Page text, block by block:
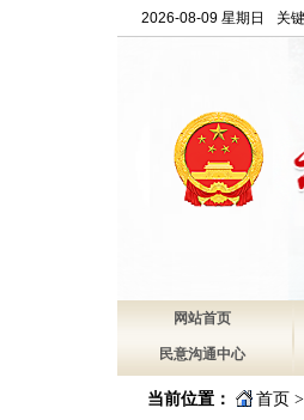
2026-08-09 星期日 关
网站首页
民意沟通中心
当前位置： 首页 >